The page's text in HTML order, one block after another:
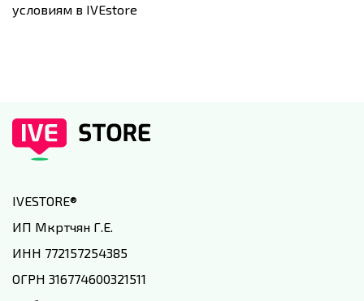
условиям в IVEstore
IVESTORE®
ИП Мкртчян Г.Е.
ИНН 772157254385
ОГРН 316774600321511